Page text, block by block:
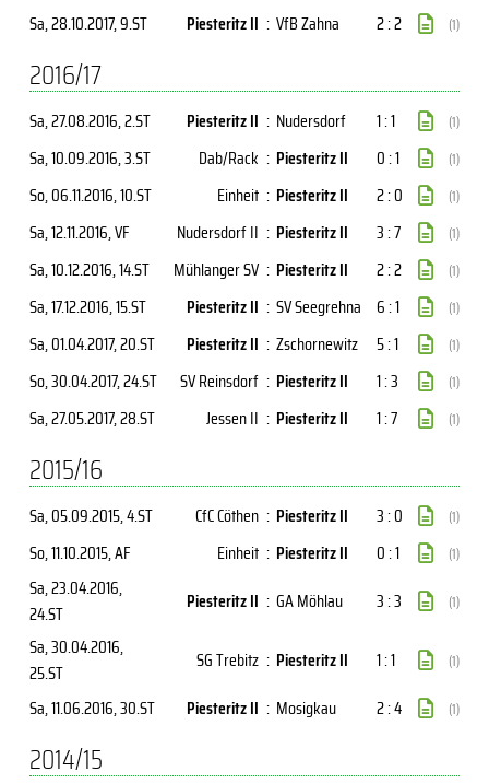
Sa, 28.10.2017, 9.ST Piesteritz II : VfB Zahna 2 : 2 (1)
2016/17
Sa, 27.08.2016, 2.ST Piesteritz II : Nudersdorf 1 : 1 (1)
Sa, 10.09.2016, 3.ST Dab/Rack : Piesteritz II 0 : 1 (1)
So, 06.11.2016, 10.ST Einheit : Piesteritz II 2 : 0 (1)
Sa, 12.11.2016, VF Nudersdorf II : Piesteritz II 3 : 7 (1)
Sa, 10.12.2016, 14.ST Mühlanger SV : Piesteritz II 2 : 2 (1)
Sa, 17.12.2016, 15.ST Piesteritz II : SV Seegrehna 6 : 1 (1)
Sa, 01.04.2017, 20.ST Piesteritz II : Zschornewitz 5 : 1 (1)
So, 30.04.2017, 24.ST SV Reinsdorf : Piesteritz II 1 : 3 (1)
Sa, 27.05.2017, 28.ST Jessen II : Piesteritz II 1 : 7 (1)
2015/16
Sa, 05.09.2015, 4.ST CfC Cöthen : Piesteritz II 3 : 0 (1)
So, 11.10.2015, AF Einheit : Piesteritz II 0 : 1 (1)
Sa, 23.04.2016,
24.ST
Piesteritz II : GA Möhlau 3 : 3 (1)
Sa, 30.04.2016,
25.ST
SG Trebitz : Piesteritz II 1 : 1 (1)
Sa, 11.06.2016, 30.ST Piesteritz II : Mosigkau 2 : 4 (1)
2014/15